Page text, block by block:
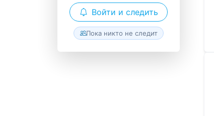
Войти и следить
Пока никто не следит